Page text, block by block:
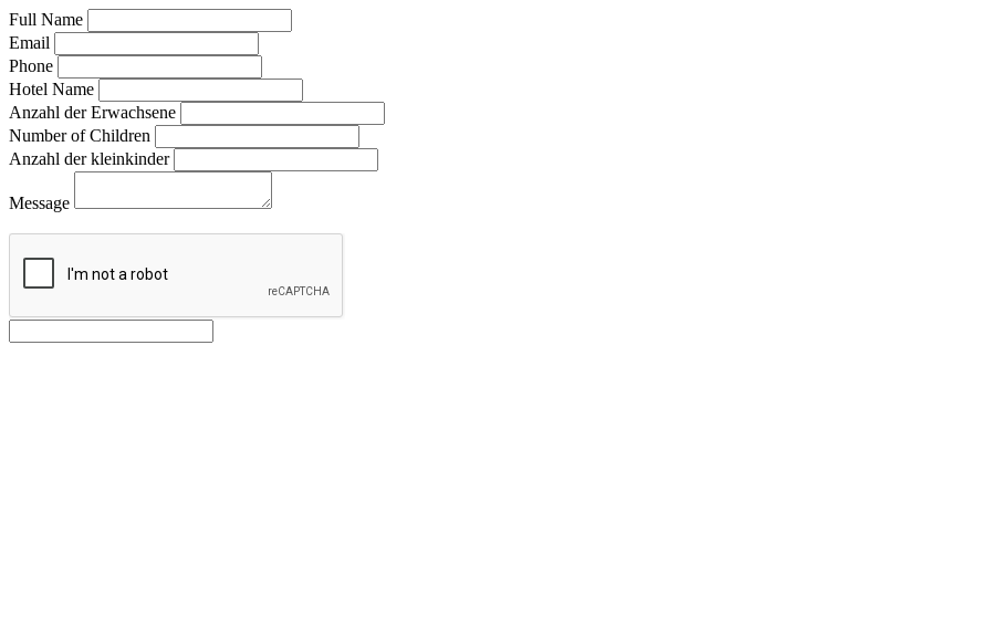
Full Name
Email
Phone
Hotel Name
Anzahl der Erwachsene
Number of Children
Anzahl der kleinkinder
Message